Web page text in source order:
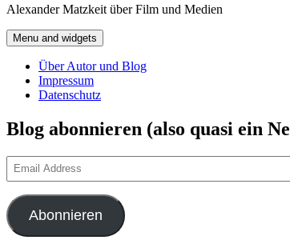
Alexander Matzkeit über Film und Medien
Menu and widgets
Über Autor und Blog
Impressum
Datenschutz
Blog abonnieren (also quasi ein
Email
Address
Abonnieren